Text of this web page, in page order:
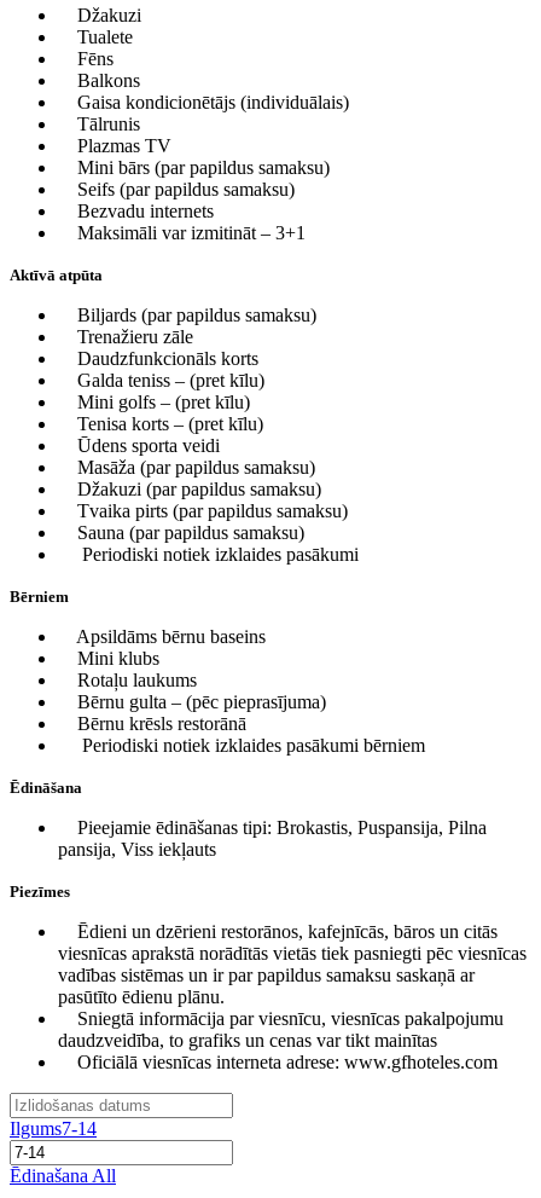
Džakuzi
Tualete
Fēns
Balkons
Gaisa kondicionētājs (individuālais)
Tālrunis
Plazmas TV
Mini bārs (par papildus samaksu)
Seifs (par papildus samaksu)
Bezvadu internets
Maksimāli var izmitināt – 3+1
Aktīvā atpūta
Biljards (par papildus samaksu)
Trenažieru zāle
Daudzfunkcionāls korts
Galda teniss – (pret kīlu)
Mini golfs – (pret kīlu)
Tenisa korts – (pret kīlu)
Ūdens sporta veidi
Masāža (par papildus samaksu)
Džakuzi (par papildus samaksu)
Tvaika pirts (par papildus samaksu)
Sauna (par papildus samaksu)
Periodiski notiek izklaides pasākumi
Bērniem
Apsildāms bērnu baseins
Mini klubs
Rotaļu laukums
Bērnu gulta – (pēc pieprasījuma)
Bērnu krēsls restorānā
Periodiski notiek izklaides pasākumi bērniem
Ēdināšana
Pieejamie ēdināšanas tipi: Brokastis, Puspansija, Pilna
pansija, Viss iekļauts
Piezīmes
Ēdieni un dzērieni restorānos, kafejnīcās, bāros un citās
viesnīcas aprakstā norādītās vietās tiek pasniegti pēc viesnīcas
vadības sistēmas un ir par papildus samaksu saskaņā ar
pasūtīto ēdienu plānu.
Sniegtā informācija par viesnīcu, viesnīcas pakalpojumu
daudzveidība, to grafiks un cenas var tikt mainītas
Oficiālā viesnīcas interneta adrese: www.gfhoteles.com
Ilgums7-14
Ēdinašana All